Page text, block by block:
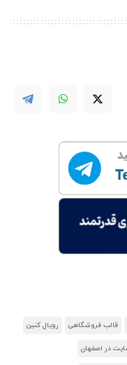
قالب فروشگاهی رویال کنین
در اصفهان